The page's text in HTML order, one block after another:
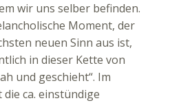
wir uns selber befinden.
Moment, der
neuen Sinn aus ist,
in dieser Kette von
und geschieht“. Im
ca. einstündige